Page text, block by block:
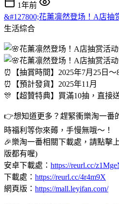
1年前
&#127800;花薰凛然登场！A店抽
生活綜合
⏰【抽賞時間】2025年7月25日～
⏰【預計發貨】2025年11月
🎊【超贊特典】買滿10抽，直接
👉想知道更多？趕緊衝樂淘一番
時福利等你來薅，手慢無哦～！
🎉樂淘一番相關下載處，請點擊
版都有喔)
安卓下載處： https://reurl.cc/
下載處： https://reurl.cc/4r4m9X
網頁版： https://mall.leyifan.com/